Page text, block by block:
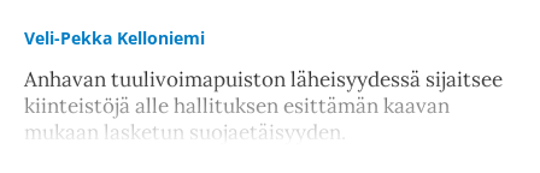
Veli-Pekka Kelloniemi
Anhavan tuulivoimapuiston läheisyydessä sijaitsee
kiinteistöjä alle hallituksen esittämän kaavan
mukaan lasketun suojaetäisyyden.